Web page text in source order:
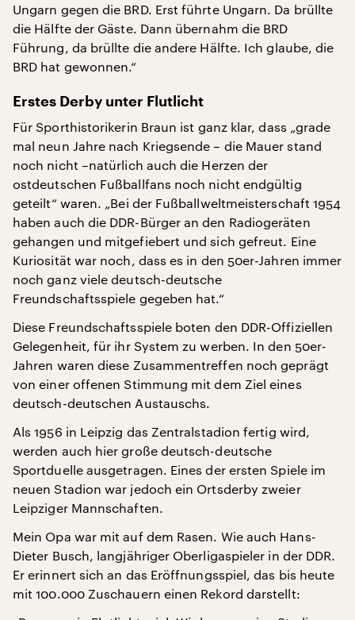
Ungarn gegen die BRD. Erst führte Ungarn. Da brüllte
die Hälfte der Gäste. Dann übernahm die BRD
Führung, da brüllte die andere Hälfte. Ich glaube, die
BRD hat gewonnen.“
Erstes Derby unter Flutlicht
Für Sporthistorikerin Braun ist ganz klar, dass „grade
mal neun Jahre nach Kriegsende – die Mauer stand
noch nicht –natürlich auch die Herzen der
ostdeutschen Fußballfans noch nicht endgültig
geteilt“ waren. „Bei der Fußballweltmeisterschaft 1954
haben auch die DDR-Bürger an den Radiogeräten
gehangen und mitgefiebert und sich gefreut. Eine
Kuriosität war noch, dass es in den 50er-Jahren immer
noch ganz viele deutsch-deutsche
Freundschaftsspiele gegeben hat.“
Diese Freundschaftsspiele boten den DDR-Offiziellen
Gelegenheit, für ihr System zu werben. In den 50er-
Jahren waren diese Zusammentreffen noch geprägt
von einer offenen Stimmung mit dem Ziel eines
deutsch-deutschen Austauschs.
Als 1956 in Leipzig das Zentralstadion fertig wird,
werden auch hier große deutsch-deutsche
Sportduelle ausgetragen. Eines der ersten Spiele im
neuen Stadion war jedoch ein Ortsderby zweier
Leipziger Mannschaften.
Mein Opa war mit auf dem Rasen. Wie auch Hans-
Dieter Busch, langjähriger Oberligaspieler in der DDR.
Er erinnert sich an das Eröffnungsspiel, das bis heute
mit 100.000 Zuschauern einen Rekord darstellt: